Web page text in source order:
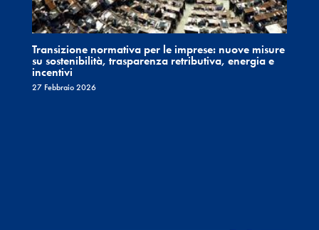
Transizione normativa per le imprese: nuove misure
su sostenibilità, trasparenza retributiva, energia e
incentivi
27 Febbraio 2026